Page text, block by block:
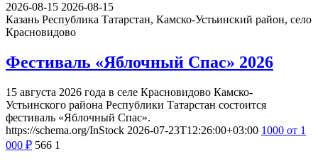
2026-08-15 2026-08-15
Казань Республика Татарстан, Камско-Устьинский район, село
Красновидово
Фестиваль «Яблочный Спас» 2026
15 августа 2026 года в селе Красновидово Камско-
Устьинского района Республики Татарстан состоится
фестиваль «Яблочный Спас».
https://schema.org/InStock 2026-07-23T12:26:00+03:00 1000 от 1
000 ₽ 566 1